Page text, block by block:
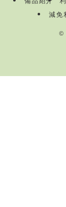
減免
©